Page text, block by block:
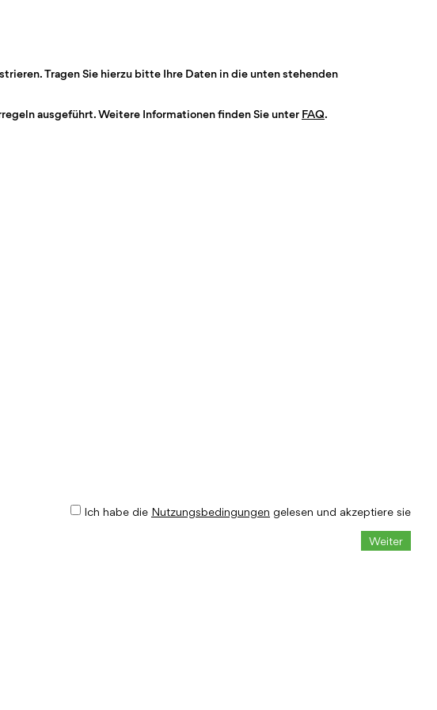
Tragen Sie hierzu bitte Ihre Daten in die unten stehenden
ausgeführt. Weitere Informationen finden Sie unter FAQ.
Ich habe die Nutzungsbedingungen gelesen und akzeptiere sie